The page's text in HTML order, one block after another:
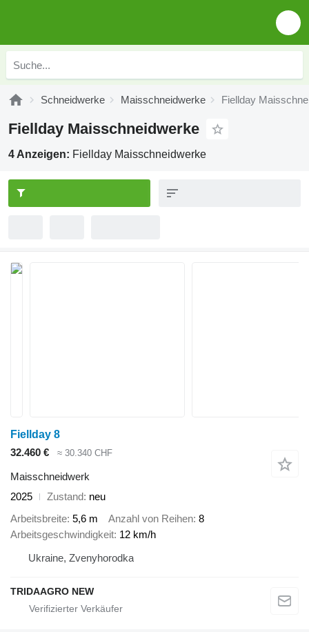
Schneidwerke Maisschneidwerke Fiellday
Fiellday Maisschneidwerke
4 Anzeigen: Fiellday Maisschneidwerke
Fiellday 8
32.460 €
≈ 30.340 CHF
Maisschneidwerk
2025
Zustand neu
Arbeitsbreite 5,6 m Anzahl von Reihen 8
Arbeitsgeschwindigkeit 12 km/h
Ukraine, Zvenyhorodka
TRIDAAGRO NEW